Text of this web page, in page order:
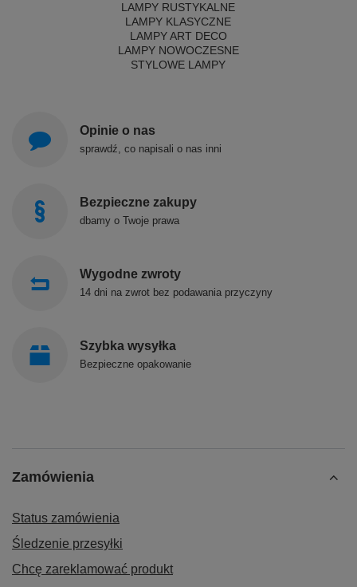
LAMPY RUSTYKALNE
LAMPY KLASYCZNE
LAMPY ART DECO
LAMPY NOWOCZESNE
STYLOWE LAMPY
Opinie o nas
sprawdź, co napisali o nas inni
Bezpieczne zakupy
dbamy o Twoje prawa
Wygodne zwroty
14 dni na zwrot bez podawania przyczyny
Szybka wysyłka
Bezpieczne opakowanie
Zamówienia
Status zamówienia
Śledzenie przesyłki
Chcę zareklamować produkt